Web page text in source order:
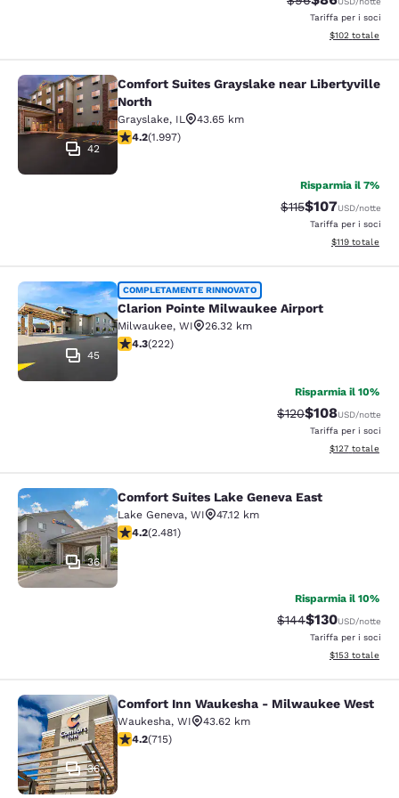
Tariffa per i soci
Visualizza i
$102 totale
Comfort Suites Grayslake near
42
Comfort Suites Grayslake near Libertyville
North
Grayslake, IL
43.65 km
Valutazione di 4.24 stelle. Ottimo. 1997 recensioni
4.2(1.997)
Risparmia il 7%
Tariffa di
$115Tariffa
$107USD/notte
Tariffa per i soci
Visualizza i
$119 totale
Clarion Pointe Milwaukee Airport
45
COMPLETAMENTE RINNOVATO
Clarion Pointe Milwaukee Airport
Milwaukee, WI
26.32 km
Valutazione di 4.26 stelle. Ottimo. 222 recensioni
4.3(222)
Risparmia il 10%
Tariffa di barratura:
$120Tariffa
$108USD/notte
Tariffa per i soci
Visualizza i
$127 totale
Comfort Suites Lake Geneva East
36
Comfort Suites Lake Geneva East
Lake Geneva, WI
47.12 km
Valutazione di 4.22 stelle. Ottimo. 2481 recensioni
4.2(2.481)
Risparmia il 10%
Tariffa di barratura:
$144Tariffa
$130USD/notte
Tariffa per i soci
Visualizza i
$153 totale
Comfort Inn Waukesha -
36
Comfort Inn Waukesha - Milwaukee West
Waukesha, WI
43.62 km
Valutazione di 4.15 stelle. Molto buono. 715 recensioni
4.2(715)